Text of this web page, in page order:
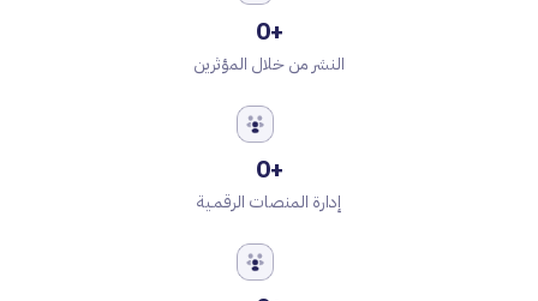
النشر من خلال المؤثرين
0+
إدارة المنصات الرقمـية
0+